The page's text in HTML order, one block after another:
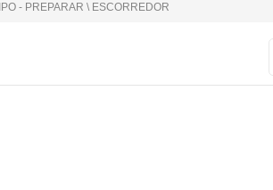
- PREPARAR \ ESCORREDOR